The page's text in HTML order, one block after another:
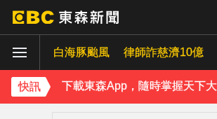
白海豚颱風 律師詐慈濟10億
快訊 下載東森App，隨時掌握天下大